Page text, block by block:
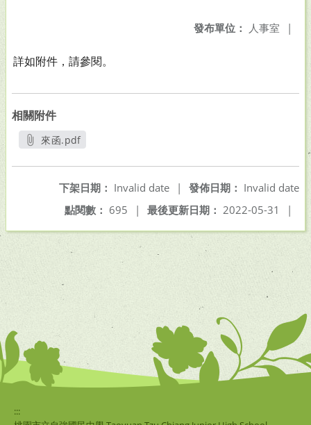
發布單位： 人事室 |
詳如附件，請參閱。
相關附件
來函.pdf
發佈日期： Invalid date
下架日期： Invalid date
|
最後更新日期： 2022-05-31 |
點閱數： 695 |
:::